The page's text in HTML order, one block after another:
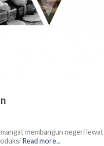
membangun negeri lewat
Read more...